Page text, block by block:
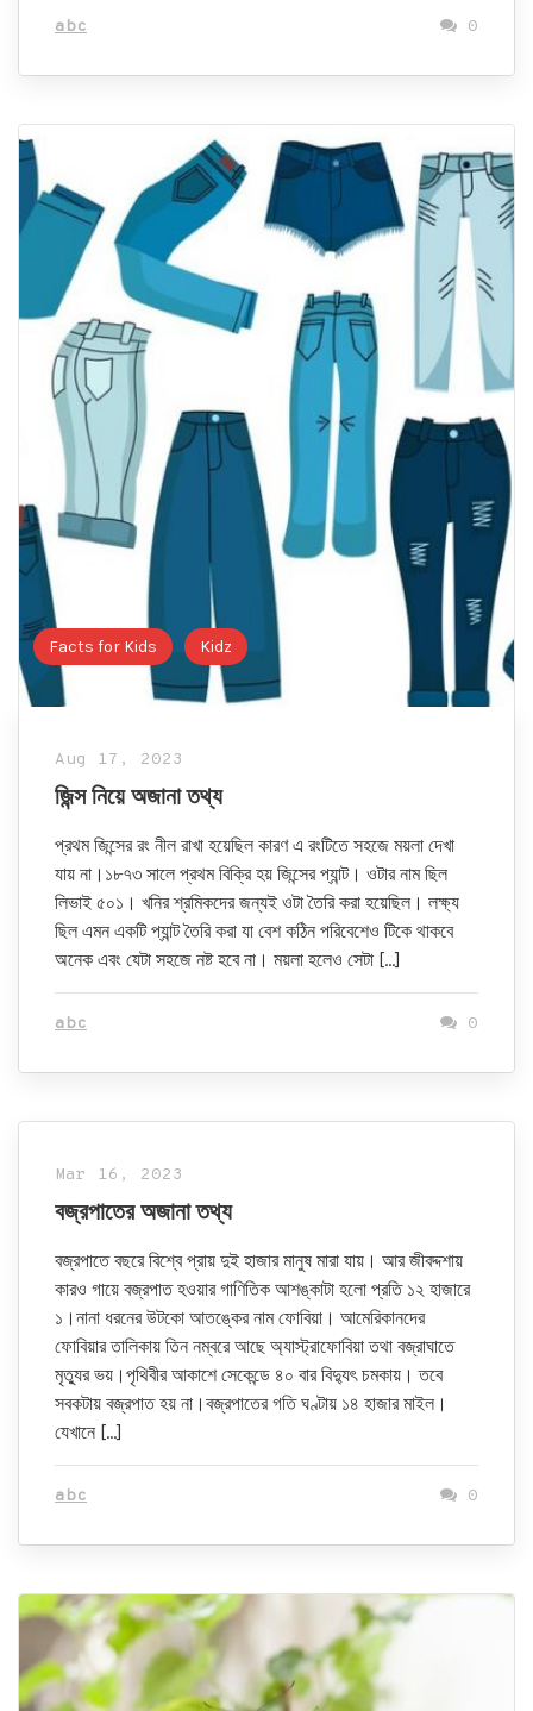
abc 0
Facts for Kids Kidz
Aug 17, 2023
জিন্স নিয়ে অজানা তথ্য
প্রথম জিন্সের রং নীল রাখা হয়েছিল কারণ এ রংটিতে সহজে ময়লা দেখা
যায় না।১৮৭৩ সালে প্রথম বিক্রি হয় জিন্সের প্যান্ট। ওটার নাম ছিল
লিভাই ৫০১। খনির শ্রমিকদের জন্যই ওটা তৈরি করা হয়েছিল। লক্ষ্য
ছিল এমন একটি প্যান্ট তৈরি করা যা বেশ কঠিন পরিবেশেও টিকে থাকবে
অনেক এবং যেটা সহজে নষ্ট হবে না। ময়লা হলেও সেটা […]
abc 0
Mar 16, 2023
বজ্রপাতের অজানা তথ্য
বজ্রপাতে বছরে বিশ্বে প্রায় দুই হাজার মানুষ মারা যায়। আর জীবদ্দশায়
কারও গায়ে বজ্রপাত হওয়ার গাণিতিক আশঙ্কাটা হলো প্রতি ১২ হাজারে
১।নানা ধরনের উটকো আতঙ্কের নাম ফোবিয়া। আমেরিকানদের
ফোবিয়ার তালিকায় তিন নম্বরে আছে অ্যাস্ট্রাফোবিয়া তথা বজ্রাঘাতে
মৃত্যুর ভয়।পৃথিবীর আকাশে সেকেন্ডে ৪০ বার বিদ্যুৎ চমকায়। তবে
সবকটায় বজ্রপাত হয় না।বজ্রপাতের গতি ঘণ্টায় ১৪ হাজার মাইল।
যেখানে […]
abc 0